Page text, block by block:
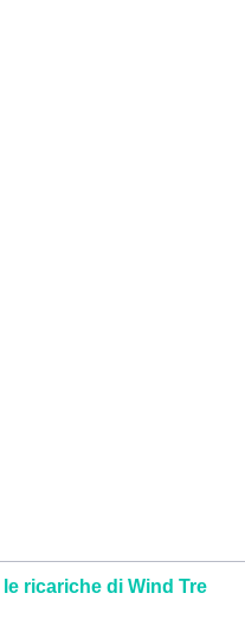
ricariche di Wind Tre